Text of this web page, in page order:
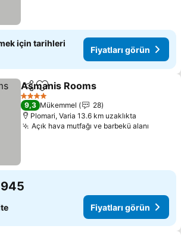
için tarihleri
Fiyatları görün
PaylaşFavorilerime ekle
Asmanis Rooms
4 Yıldız
9,3 Mükemmel
28
Plomari, Varia 13.6 km uzaklıkta
Açık hava mutfağı ve barbekü alanı
Fiyatları görün